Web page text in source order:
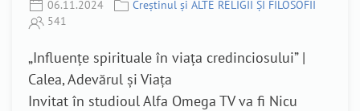
06.11.2024
Creștinul și ALTE RELIGII ȘI FILOSOFII
541
„Influențe spirituale în viața credinciosului” |
Calea, Adevărul și Viața
Invitat în studioul Alfa Omega TV va fi Nicu